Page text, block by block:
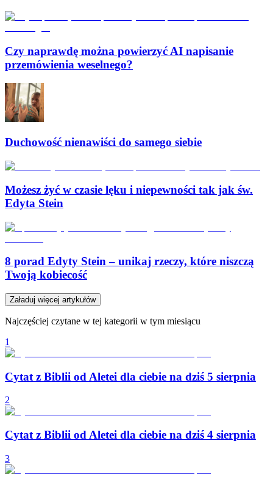
Czy naprawdę można powierzyć AI napisanie
przemówienia weselnego?
Duchowość nienawiści do samego siebie
Możesz żyć w czasie lęku i niepewności tak jak św.
Edyta Stein
8 porad Edyty Stein – unikaj rzeczy, które niszczą
Twoją kobiecość
Załaduj więcej artykułów
Najczęściej czytane w tej kategorii w tym miesiącu
1
Cytat z Biblii od Aletei dla ciebie na dziś 5 sierpnia
2
Cytat z Biblii od Aletei dla ciebie na dziś 4 sierpnia
3